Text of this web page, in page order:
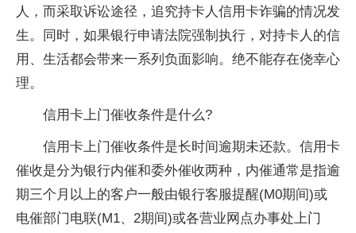
人，而采取诉讼途径，追究持卡人信用卡诈骗的情况发
生。同时，如果银行申请法院强制执行，对持卡人的信
用、生活都会带来一系列负面影响。绝不能存在侥幸心
理。
信用卡上门催收条件是什么?
信用卡上门催收条件是长时间逾期未还款。信用卡
催收是分为银行内催和委外催收两种，内催通常是指逾
期三个月以上的客户一般由银行客服提醒(M0期间)或
电催部门电联(M1、2期间)或各营业网点办事处上门